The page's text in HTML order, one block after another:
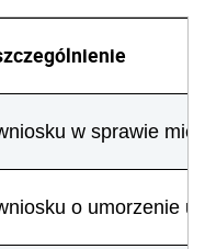
w sprawie
o umorzenie